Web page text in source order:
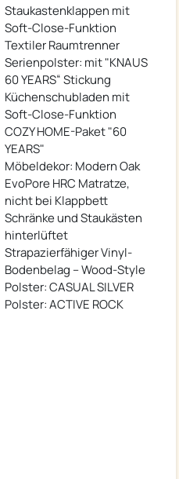
Staukastenklappen mit
Soft-Close-Funktion
Textiler Raumtrenner
Serienpolster: mit "KNAUS
60 YEARS“ Stickung
Küchenschubladen mit
Soft-Close-Funktion
COZY HOME-Paket "60
YEARS"
Möbeldekor: Modern Oak
EvoPore HRC Matratze,
nicht bei Klappbett
Schränke und Staukästen
hinterlüftet
Strapazierfähiger Vinyl-
Bodenbelag – Wood-Style
Polster: CASUAL SILVER
Polster: ACTIVE ROCK